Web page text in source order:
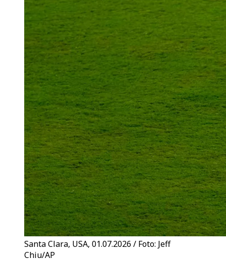
Santa Clara, USA, 01.07.2026 / Foto: Jeff
Chiu/AP